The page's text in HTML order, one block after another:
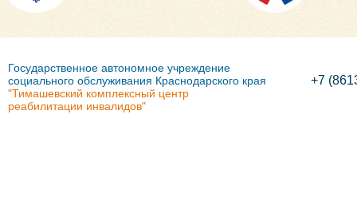
Государственное автономное учреждение
социального обслуживания Краснодарского края
"Тимашевский комплексный центр
реабилитации инвалидов"
+7